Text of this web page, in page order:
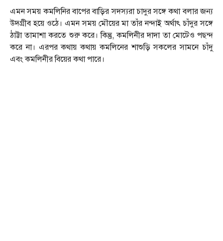
এমন সময় কমলিনির বাপের বাড়ির সদস্যরা চাদুর সঙ্গে কথা বলার জন্য
উদগ্রীব হয়ে ওঠে। এমন সময় মৌয়ের মা তাঁর নন্দাই অর্থাৎ চাঁদুর সঙ্গে
ঠাট্টা তামাশা করতে শুরু করে। কিন্তু, কমলিনীর দাদা তা মোটেও পছন্দ
করে না। এরপর কথায় কথায় কমলিনের শাশুড়ি সকলের সামনে চাঁদু
এবং কমলিনীর বিয়ের কথা পারে।